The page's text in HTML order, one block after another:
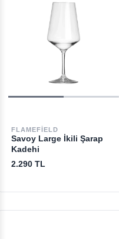
FLAMEFIELD
Savoy Large İkili Şarap
Kadehi
2.290 TL